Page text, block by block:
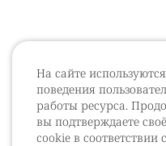
На сайте
поведения
работы ресурса.
вы подтверждаете
cookie в соответствии